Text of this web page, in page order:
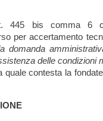
bis comma 6
per accertamento
domanda
delle condizioni
contesta la